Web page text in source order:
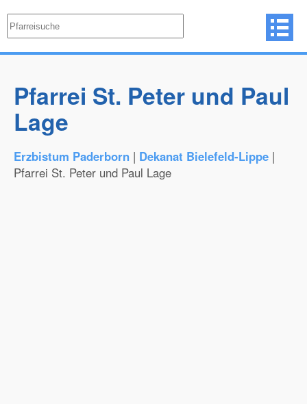
Pfarrei St. Peter und Paul
Lage
Erzbistum Paderborn | Dekanat Bielefeld-Lippe |
Pfarrei St. Peter und Paul Lage